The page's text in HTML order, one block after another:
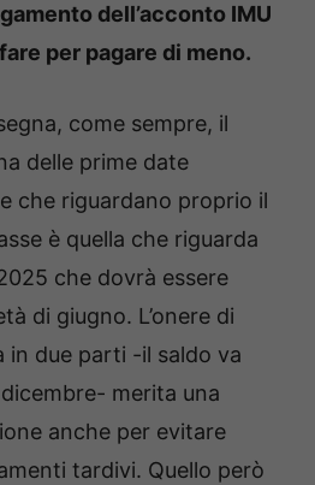
dell’acconto IMU
per pagare di meno.
come sempre, il
delle prime date
che riguardano proprio il
è quella che riguarda
che dovrà essere
di giugno. L’onere di
in due parti -il saldo va
merita una
anche per evitare
tardivi. Quello però